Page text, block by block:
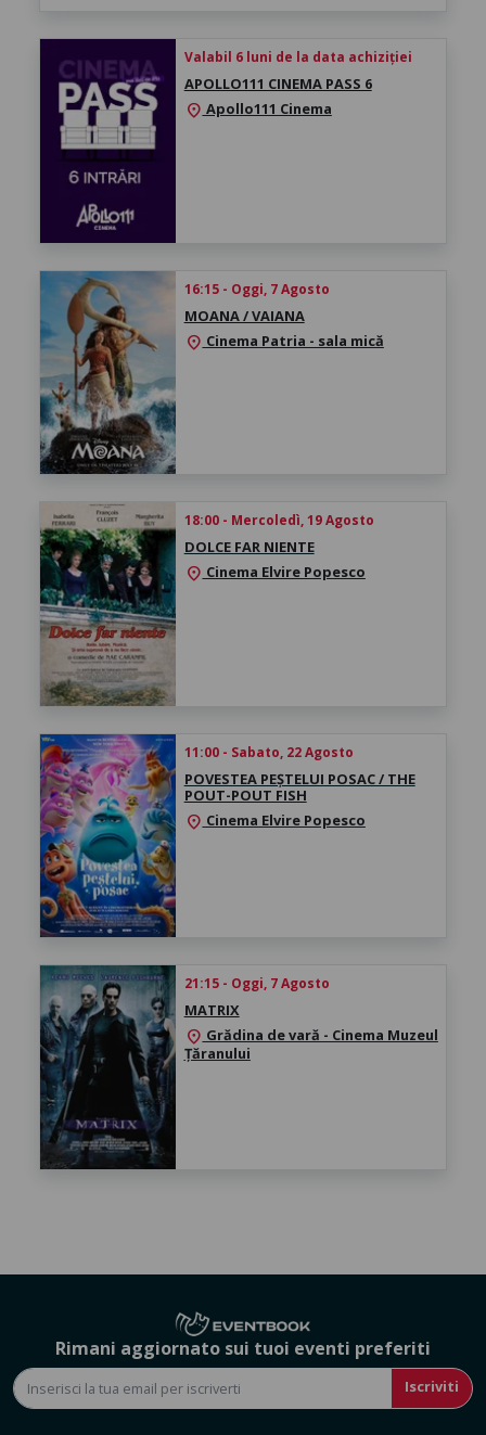
Valabil 6 luni de la data achiziției
APOLLO111 CINEMA PASS 6
location_onApollo111 Cinema
16:15 - Oggi, 7 Agosto
MOANA / VAIANA
location_on Cinema Patria - sala mică
18:00 - Mercoledì, 19 Agosto
DOLCE FAR NIENTE
location_on Cinema Elvire Popesco
11:00 - Sabato, 22 Agosto
POVESTEA PEȘTELUI POSAC / THE
POUT-POUT FISH
location_on Cinema Elvire Popesco
21:15 - Oggi, 7 Agosto
MATRIX
location_on Grădina de vară - Cinema Muzeul
Țăranului
Rimani aggiornato sui tuoi eventi preferiti
Iscriviti